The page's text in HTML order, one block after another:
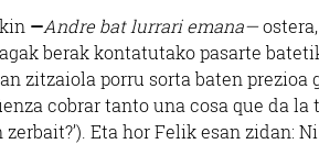
—Andre bat lurrari emana—
berak kontatutako pasarte
zitzaiola porru sorta baten
cobrar tanto una cosa que da la
Eta hor Felik esan zidan: